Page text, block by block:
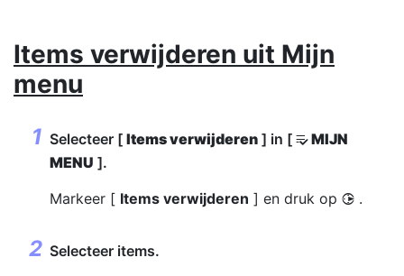
Items verwijderen uit Mijn
menu
Selecteer [ Items verwijderen ] in [ OMIJN
MENU ].
Markeer [ Items verwijderen ] en druk op 2 .
Selecteer items.